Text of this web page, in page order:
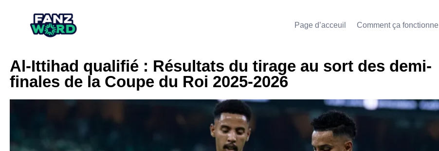
Page d’acceuil Comment ça fonctionne
Al-Ittihad qualifié : Résultats du tirage au sort des demi-
finales de la Coupe du Roi 2025-2026